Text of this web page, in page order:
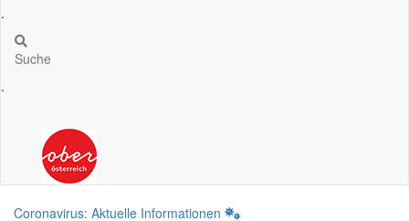
.
Suche
.
Coronavirus: Aktuelle Informationen